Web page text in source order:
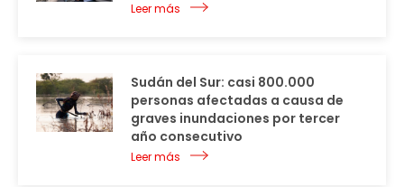
Leer más
Sudán del Sur: casi 800.000
personas afectadas a causa de
graves inundaciones por tercer
año consecutivo
Leer más